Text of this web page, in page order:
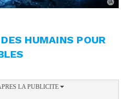
HUMAINS POUR